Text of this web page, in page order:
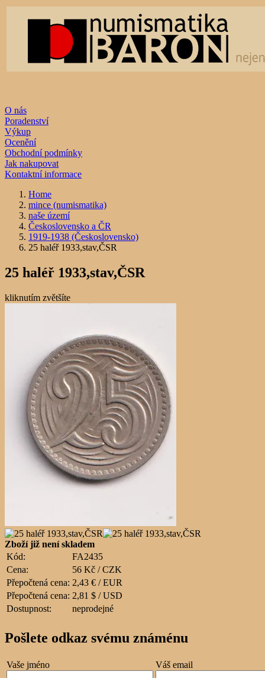
O nás
Poradenství
Výkup
Ocenění
Obchodní podmínky
Jak nakupovat
Kontaktní informace
Home
mince (numismatika)
naše území
Československo a ČR
1919-1938 (Československo)
25 haléř 1933,stav,ČSR
25 haléř 1933,stav,ČSR
kliknutím zvětšíte
Zboží již není skladem
Kód:
FA2435
Cena:
56 Kč / CZK
Přepočtená cena: 2,43 € / EUR
Přepočtená cena: 2,81 $ / USD
Dostupnost:
neprodejné
Pošlete odkaz svému známénu
Vaše jméno Váš email